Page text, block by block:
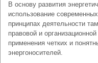
В основу развития
использование
принципах деятельности
правовой и
применения четких и
энергоносителей.